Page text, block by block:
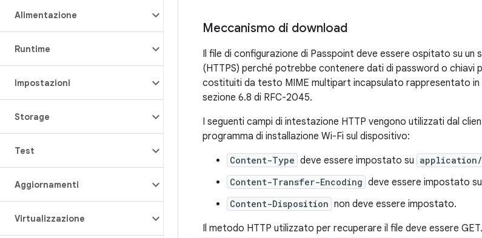
Alimentazione
Runtime
Impostazioni
Storage
Test
Aggiornamenti
Virtualizzazione
Meccanismo di download
Il file di configurazione di Passpoint deve essere ospitato su
(HTTPS) perché potrebbe contenere dati di password o chiavi
costituiti da testo MIME multipart incapsulato rappresentato
sezione 6.8 di RFC-2045.
I seguenti campi di intestazione HTTP vengono utilizzati dal
programma di installazione Wi-Fi sul dispositivo:
Content-Type deve essere impostato su
Content-Transfer-Encoding deve essere impostato su
Content-Disposition non deve essere impostato.
Il metodo HTTP utilizzato per recuperare il file deve essere